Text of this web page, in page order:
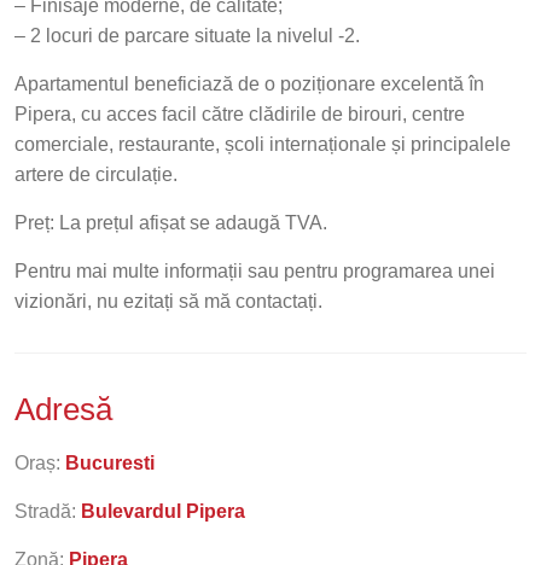
– Finisaje moderne, de calitate;
– 2 locuri de parcare situate la nivelul -2.
Apartamentul beneficiază de o poziționare excelentă în
Pipera, cu acces facil către clădirile de birouri, centre
comerciale, restaurante, școli internaționale și principalele
artere de circulație.
Preț: La prețul afișat se adaugă TVA.
Pentru mai multe informații sau pentru programarea unei
vizionări, nu ezitați să mă contactați.
Adresă
Oraș: Bucuresti
Stradă: Bulevardul Pipera
Zonă: Pipera